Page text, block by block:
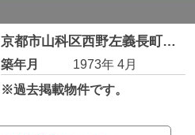
京都市山科区西野左義長町の物件
築年月
1973年 4月
※過去掲載物件です。